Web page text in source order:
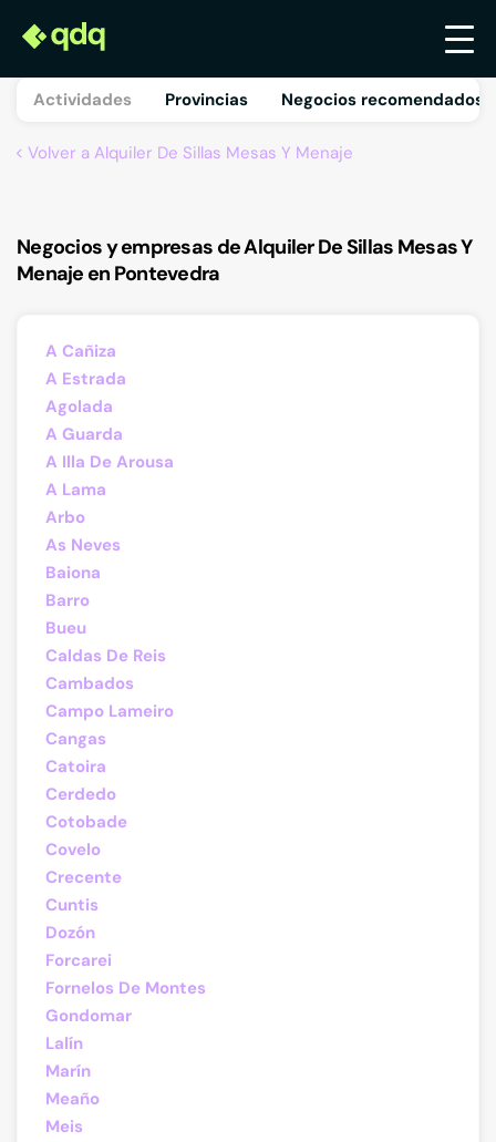
Actividades Provincias Negocios recomendados
Volver a Alquiler De Sillas Mesas Y Menaje
Negocios y empresas de Alquiler De Sillas Mesas Y
Menaje en Pontevedra
A Cañiza
A Estrada
Agolada
A Guarda
A Illa De Arousa
A Lama
Arbo
As Neves
Baiona
Barro
Bueu
Caldas De Reis
Cambados
Campo Lameiro
Cangas
Catoira
Cerdedo
Cotobade
Covelo
Crecente
Cuntis
Dozón
Forcarei
Fornelos De Montes
Gondomar
Lalín
Marín
Meaño
Meis